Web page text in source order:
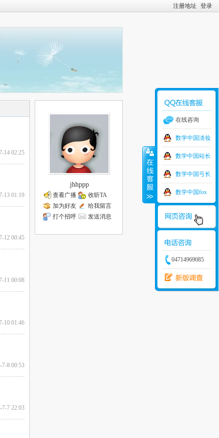
注册地址 登录
14 02:25
13 01:19
12 00:45
11 00:08
10 01:46
7-8 00:53
7-7 22:03
jhhppp
查看广播
收听TA
加为好友
给我留言
打个招呼
发送消息
在线咨询
数学中国淡妆
数学中国站长
数学中国弓长
数学中国fox
04714969085